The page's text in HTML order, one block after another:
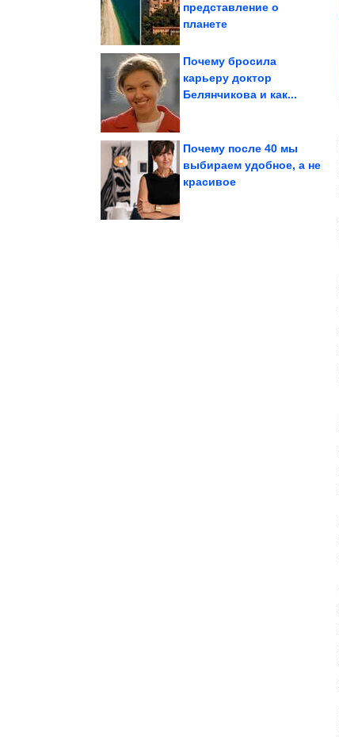
представление о
планете
5 малоизвестных, но
планеты, от...
Почему бросила
карьеру доктор
Белянчикова и как...
хочется готовить все
Почему после 40 мы
выбираем удобное, а не
красивое